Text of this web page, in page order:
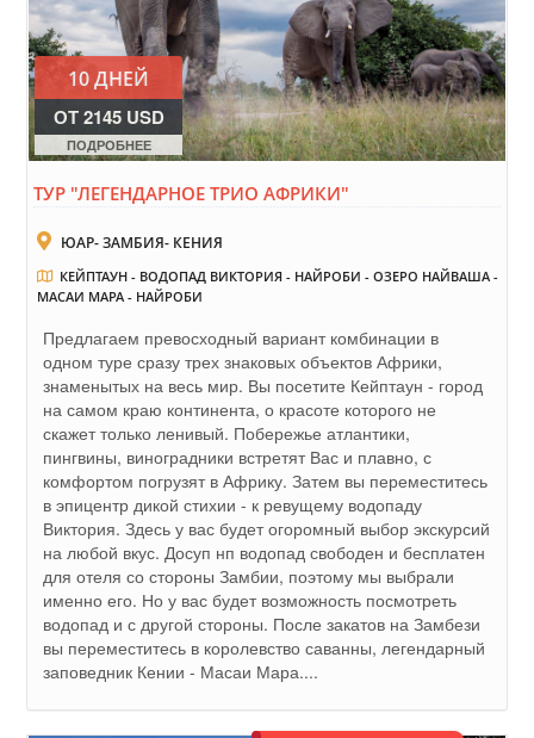
10 ДНЕЙ
ОТ 2145 USD
ПОДРОБНЕЕ
ТУР "ЛЕГЕНДАРНОЕ ТРИО АФРИКИ"
ЮАР- ЗАМБИЯ- КЕНИЯ
КЕЙПТАУН - ВОДОПАД ВИКТОРИЯ - НАЙРОБИ - ОЗЕРО НАЙВАША -
МАСАИ МАРА - НАЙРОБИ
Предлагаем превосходный вариант комбинации в
одном туре сразу трех знаковых объектов Африки,
знаменытых на весь мир. Вы посетите Кейптаун - город
на самом краю континента, о красоте которого не
скажет только ленивый. Побережье атлантики,
пингвины, виноградники встретят Вас и плавно, с
комфортом погрузят в Африку. Затем вы переместитесь
в эпицентр дикой стихии - к ревущему водопаду
Виктория. Здесь у вас будет огоромный выбор экскурсий
на любой вкус. Досуп нп водопад свободен и бесплатен
для отеля со стороны Замбии, поэтому мы выбрали
именно его. Но у вас будет возможность посмотреть
водопад и с другой стороны. После закатов на Замбези
вы переместитесь в королевство саванны, легендарный
заповедник Кении - Масаи Мара....